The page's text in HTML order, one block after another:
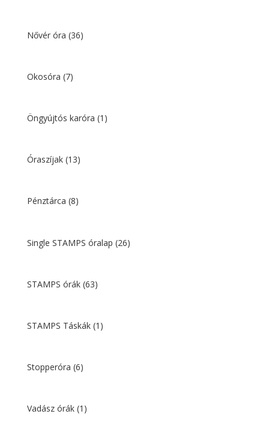
Nővér óra (36)
Okosóra (7)
Öngyújtós karóra (1)
Óraszíjak (13)
Pénztárca (8)
Single STAMPS óralap (26)
STAMPS órák (63)
STAMPS Táskák (1)
Stopperóra (6)
Vadász órák (1)